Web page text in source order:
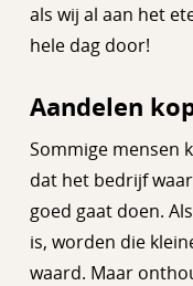
als wij al aan het
hele dag door!
Aandelen
Sommige mensen
dat het bedrijf
goed gaat doen.
is, worden die
waard. Maar